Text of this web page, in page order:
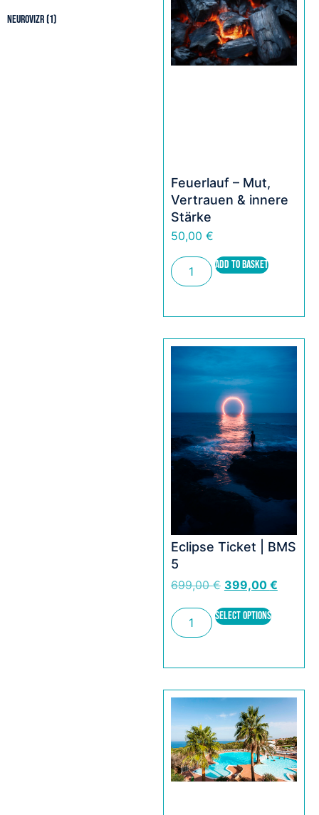
NEUROVIZR(1)
Feuerlauf – Mut,
Vertrauen & innere
Stärke
50,00 €
ADD TO BASKET
Eclipse Ticket | BMS
5
699,00€ 399,00 €
SELECT OPTIONS